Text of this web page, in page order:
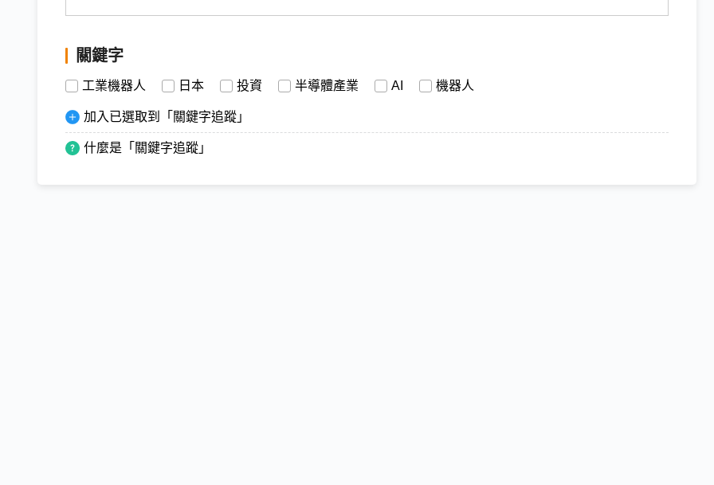
關鍵字
工業機器人 日本 投資 半導體產業 AI 機器人
加入已選取到「關鍵字追蹤」
什麼是「關鍵字追蹤」